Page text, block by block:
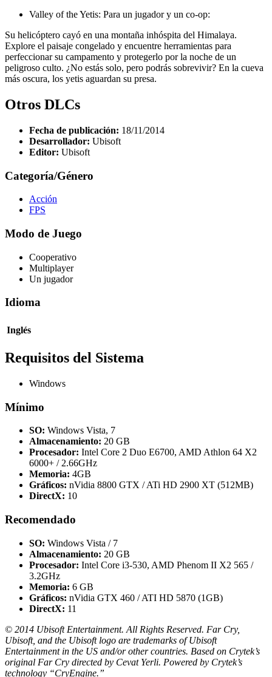
Valley of the Yetis: Para un jugador y un co-op:
Su helicóptero cayó en una montaña inhóspita del Himalaya.
Explore el paisaje congelado y encuentre herramientas para
perfeccionar su campamento y protegerlo por la noche de un
peligroso culto. ¿No estás solo, pero podrás sobrevivir? En la cueva
más oscura, los yetis aguardan su presa.
Otros DLCs
Fecha de publicación: 18/11/2014
Desarrollador: Ubisoft
Editor: Ubisoft
Categoría/Género
Acción
FPS
Modo de Juego
Cooperativo
Multiplayer
Un jugador
Idioma
Inglés
Requisitos del Sistema
Windows
Mínimo
SO: Windows Vista, 7
Almacenamiento: 20 GB
Procesador: Intel Core 2 Duo E6700, AMD Athlon 64 X2
6000+ / 2.66GHz
Memoria: 4GB
Gráficos: nVidia 8800 GTX / ATi HD 2900 XT (512MB)
DirectX: 10
Recomendado
SO: Windows Vista / 7
Almacenamiento: 20 GB
Procesador: Intel Core i3-530, AMD Phenom II X2 565 /
3.2GHz
Memoria: 6 GB
Gráficos: nVidia GTX 460 / ATI HD 5870 (1GB)
DirectX: 11
© 2014 Ubisoft Entertainment. All Rights Reserved. Far Cry,
Ubisoft, and the Ubisoft logo are trademarks of Ubisoft
Entertainment in the US and/or other countries. Based on Crytek’s
original Far Cry directed by Cevat Yerli. Powered by Crytek’s
technology “CryEngine.”